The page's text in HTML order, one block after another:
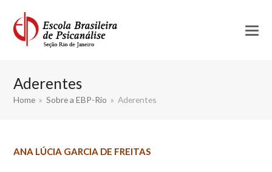
Aderentes
Home » Sobre a EBP-Rio » Aderentes
ANA LÚCIA GARCIA DE FREITAS